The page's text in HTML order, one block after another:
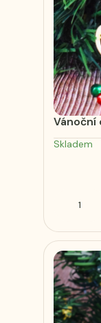
Vánoční
Skladem